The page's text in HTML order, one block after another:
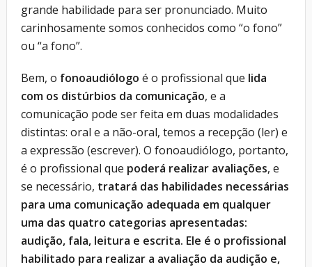
grande habilidade para ser pronunciado. Muito
carinhosamente somos conhecidos como “o fono”
ou “a fono”.
Bem, o fonoaudiólogo é o profissional que lida
com os distúrbios da comunicação, e a
comunicação pode ser feita em duas modalidades
distintas: oral e a não-oral, temos a recepção (ler) e
a expressão (escrever). O fonoaudiólogo, portanto,
é o profissional que poderá realizar avaliações, e
se necessário, tratará das habilidades necessárias
para uma comunicação adequada em qualquer
uma das quatro categorias apresentadas:
audição, fala, leitura e escrita. Ele é o profissional
habilitado para realizar a avaliação da audição e,